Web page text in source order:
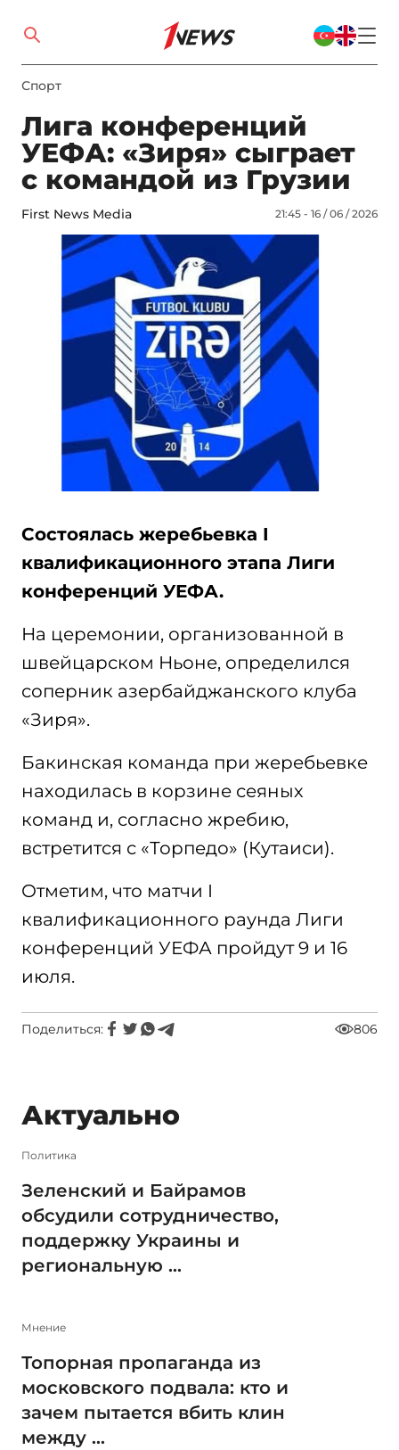
Спорт
Лига конференций
УЕФА: «Зиря» сыграет
с командой из Грузии
First News Media 21:45 - 16 / 06 / 2026
Состоялась жеребьевка I
квалификационного этапа Лиги
конференций УЕФА.
На церемонии, организованной в
швейцарском Ньоне, определился
соперник азербайджанского клуба
«Зиря».
Бакинская команда при жеребьевке
находилась в корзине сеяных
команд и, согласно жребию,
встретится с «Торпедо» (Кутаиси).
Отметим, что матчи I
квалификационного раунда Лиги
конференций УЕФА пройдут 9 и 16
июля.
Поделиться: 806
Актуально
Политика
Зеленский и Байрамов
обсудили сотрудничество,
поддержку Украины и
региональную ...
Мнение
Топорная пропаганда из
московского подвала: кто и
зачем пытается вбить клин
между ...